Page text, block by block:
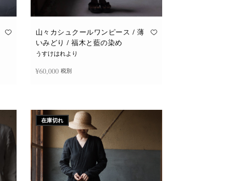
山々カシュクールワンピース / 薄
いみどり / 福木と藍の染め
うすけはれより
¥60,000 税別
在庫切れ